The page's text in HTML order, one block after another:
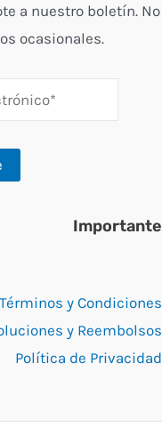
a nuestro boletín. No
ocasionales.
Importante
Términos y Condiciones
y Reembolsos
Política de Privacidad